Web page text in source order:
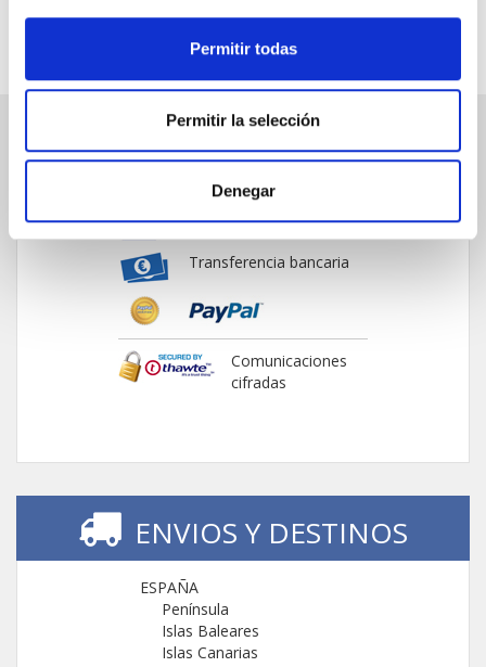
Permitir todas
Permitir la selección
Denegar
Página 1 de 1, mostrando 6 resultados de 6 en total,
comenzando por la fila 1 y terminando por 6
PAGO SEGURO
Tarjeta de crédito/débito
Transferencia bancaria
Comunicaciones
cifradas
ENVIOS Y DESTINOS
ESPAÑA
Península
Islas Baleares
Islas Canarias